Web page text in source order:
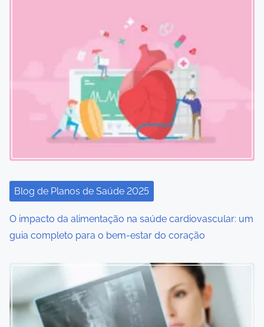
i
o
n
Blog de Planos de Saúde 2025
O impacto da alimentação na saúde cardiovascular: um
guia completo para o bem-estar do coração